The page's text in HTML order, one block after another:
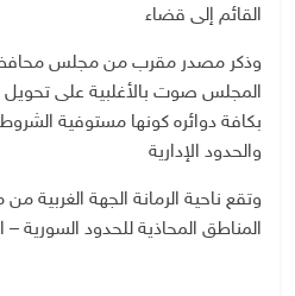
القائم إلى قضاء
وذكر مصدر مقرب من مجلس محافظة
المجلس صوت بالأغلبية على تحويل
بكافة دوائره كونها مستوفية
والحدود الإدارية
وتقع ناحية الرمانة الجهة الغربية
المناطق المحاذية للحدود السورية –